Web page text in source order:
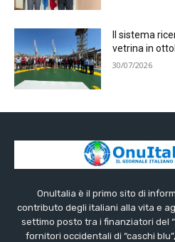
Il sistema
vetrina in
30/07/2026
OnuItalia è il primo sito di
contributo degli italiani alla vita e
settimo posto tra i finanziatori del
fornitori occidentali di “caschi